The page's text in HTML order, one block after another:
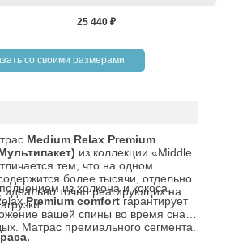
25 440 ₽
со своими размерами
Medium Relax Premium
из коллекции «Middle
тем, что на одном
более тысячи, отдельно
точно реагирующих на
из холкона и кокоса,
Premium comfort гарантирует
вашей спины во время сна и
Матрас премиального сегмента.